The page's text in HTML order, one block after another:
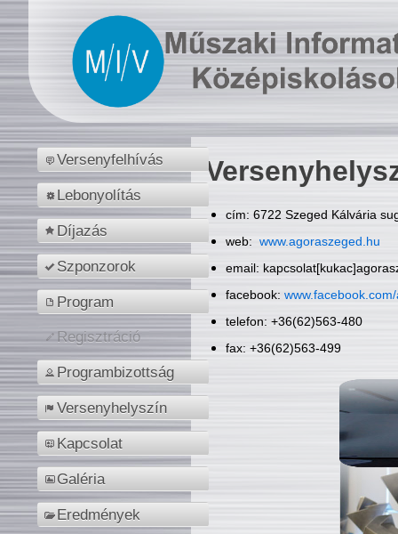
Versenyfelhívás
Lebonyolítás
Díjazás
Szponzorok
Program
Regisztráció
Programbizottság
Versenyhelyszín
Kapcsolat
Galéria
Eredmények
cím: 6722 Szeged Kálvária
web: www.agoraszeged.hu
email:
facebook:
telefon: +36(62)563-480
fax: +36(62)563-499